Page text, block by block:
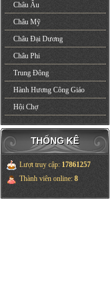
Châu Âu
Châu Mỹ
Châu Đại Dương
Châu Phi
Trung Đông
Hành Hương Công Giáo
Hội Chợ
THỐNG KÊ
Lượt truy cập: 17861257
Thành viên online: 8